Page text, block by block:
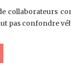
collaborateurs
pas confondre